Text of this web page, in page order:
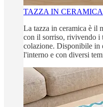
TAZZA IN CERAMICA
La tazza in ceramica è il
con il sorriso, rivivendo
colazione. Disponibile in
l'interno e con diversi